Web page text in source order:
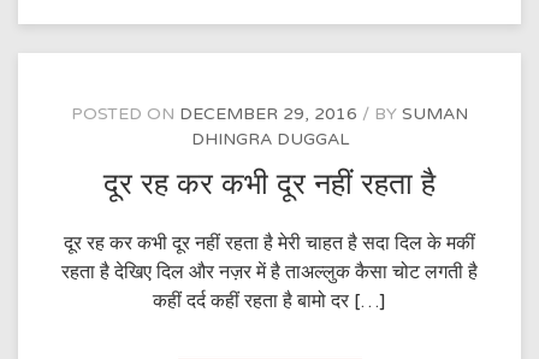
सलाम
हूँ
POSTED ON DECEMBER 29, 2016 BY SUMAN
DHINGRA DUGGAL
दूर रह कर कभी दूर नहीं रहता है
दूर रह कर कभी दूर नहीं रहता है मेरी चाहत है सदा दिल के मकीं
रहता है देखिए दिल और नज़र में है ताअल्लुक कैसा चोट लगती है
कहीं दर्द कहीं रहता है बामो दर […]